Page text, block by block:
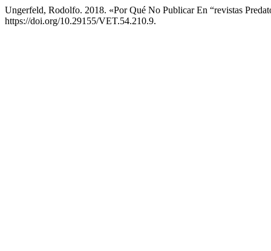
Ungerfeld, Rodolfo. 2018. «Por Qué No Publicar En “revistas
https://doi.org/10.29155/VET.54.210.9.